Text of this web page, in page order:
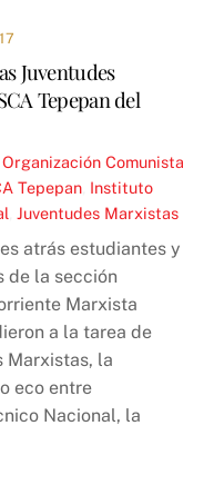
Juventudes
Tepepan del
,Organización Comunista
Tepepan Instituto
,Juventudes Marxistas
atrás estudiantes y
de la sección
Marxista
a la tarea de
Marxistas, la
eco entre
Nacional, la